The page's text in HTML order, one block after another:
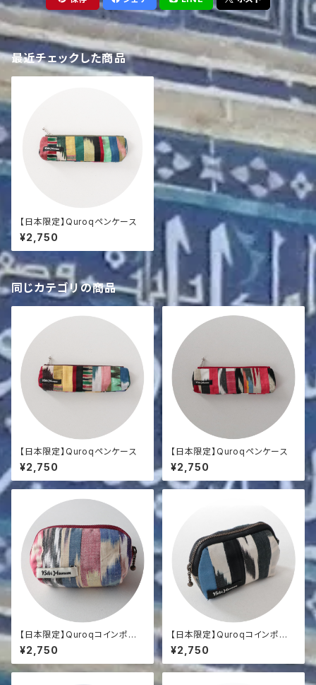
最近チェックした商品
【日本限定】Quroqペンケース
¥2,750
同じカテゴリの商品
【日本限定】Quroqペンケース
¥2,750
【日本限定】Quroqペンケース
¥2,750
【日本限定】Quroqコインポー
チ
¥2,750
【日本限定】Quroqコインポー
チ
¥2,750